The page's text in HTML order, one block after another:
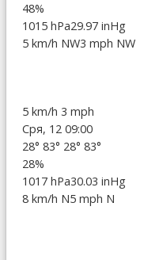
48%
1015 hPa29.97 inHg
5 km/h NW3 mph NW
5 km/h 3 mph
Сря, 12 09:00
28° 83° 28° 83°
28%
1017 hPa30.03 inHg
8 km/h N5 mph N